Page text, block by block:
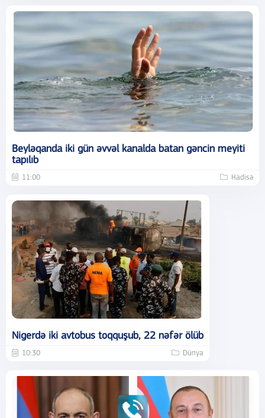
Beyləqanda iki gün əvvəl kanalda batan gəncin meyiti
tapılıb
11:00 Hadisə
Nigerdə iki avtobus toqquşub, 22 nəfər ölüb
10:30 Dünya